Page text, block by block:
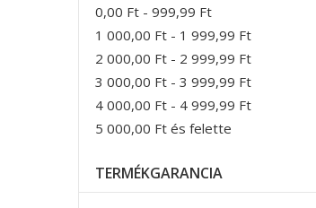
0,00 Ft - 999,99 Ft
1 000,00 Ft - 1 999,99 Ft
2 000,00 Ft - 2 999,99 Ft
3 000,00 Ft - 3 999,99 Ft
4 000,00 Ft - 4 999,99 Ft
5 000,00 Ft és felette
TERMÉKGARANCIA